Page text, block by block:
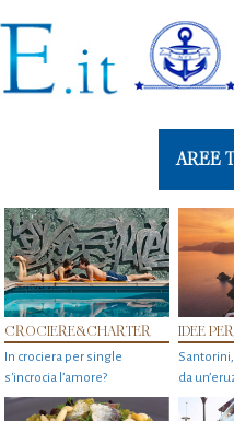
AREE
CROCIERE&CHARTER
In crociera per single
s'incrocia l’amore?
IDEE
da